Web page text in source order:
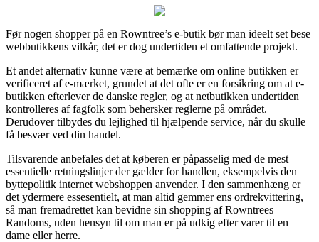
Før nogen shopper på en Rowntree’s e-butik bør man ideelt set bese
webbutikkens vilkår, det er dog undertiden et omfattende projekt.
Et andet alternativ kunne være at bemærke om online butikken er
verificeret af e-mærket, grundet at det ofte er en forsikring om at e-
butikken efterlever de danske regler, og at netbutikken undertiden
kontrolleres af fagfolk som behersker reglerne på området.
Derudover tilbydes du lejlighed til hjælpende service, når du skulle
få besvær ved din handel.
Tilsvarende anbefales det at køberen er påpasselig med de mest
essentielle retningslinjer der gælder for handlen, eksempelvis den
byttepolitik internet webshoppen anvender. I den sammenhæng er
det ydermere essesentielt, at man altid gemmer ens ordrekvittering,
så man fremadrettet kan bevidne sin shopping af Rowntrees
Randoms, uden hensyn til om man er på udkig efter varer til en
dame eller herre.